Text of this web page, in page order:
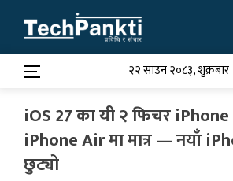
content
२२ साउन २०८३, शुक्रबार
iOS 27 का यी २ फिचर iPhone
iPhone Air मा मात्र — नयाँ
छुट्यो